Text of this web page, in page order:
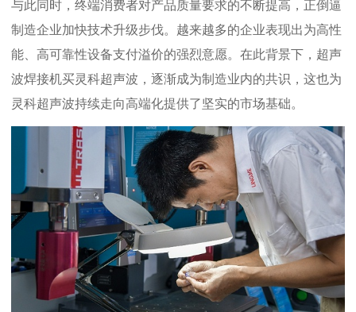
与此同时，终端消费者对产品质量要求的不断提高，正倒逼
制造企业加快技术升级步伐。越来越多的企业表现出为高性
能、高可靠性设备支付溢价的强烈意愿。在此背景下，超声
波焊接机买灵科超声波，逐渐成为制造业内的共识，这也为
灵科超声波持续走向高端化提供了坚实的市场基础。